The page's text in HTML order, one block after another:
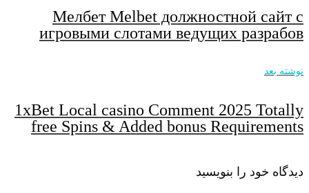
Мелбет Melbet должностной сайт с
игровыми слотами ведущих разрабов
نوشته بعد
1xBet Local casino Comment 2025 Totally
free Spins & Added bonus Requirements
دیدگاه خود را بنویسید